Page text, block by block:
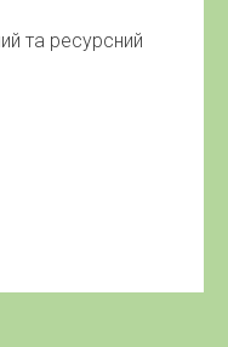
та ресурсний